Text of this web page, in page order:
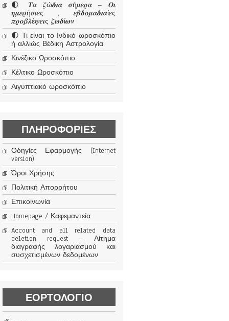
🌓 𝜯𝜶 𝜻ώ𝜹𝜾𝜶 𝝈ή𝝁𝜺𝝆𝜶 – 𝜪𝜾
𝜼𝝁𝜺𝝆ή𝝈𝜾𝜺ς , 𝜺𝜷𝜹𝝄𝝁𝜶𝜹𝜾𝜶ί𝜺ς
𝝅𝝆𝝄𝜷𝝀έ𝝍𝜺𝜾ς 𝜻𝝎𝜹ί𝝎𝝂
🌓 Τι είναι το Ινδικό ωροσκόπιο
ή αλλιώς Βέδικη Αστρολογία
Κινέζικο Ωροσκόπιο
Κέλτικο Ωροσκόπιο
Αιγυπτιακό ωροσκόπιο
ΠΛΗΡΟΦΟΡΊΕΣ
Οδηγίες Εφαρμογής (Internet
version)
Όροι Χρήσης
Πολιτική Απορρήτου
Επικοινωνία
Homepage / Καφεμαντεία
Account and all related data
deletion request – Αίτημα
διαγραφής λογαριασμού και
συσχετισμένων δεδομένων
ΕΟΡΤΟΛΟΓΙΟ